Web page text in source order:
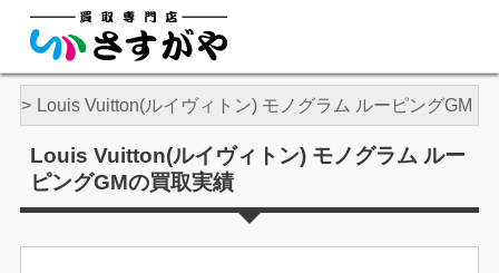
Louis Vuitton(ルイヴィトン) モノグラム ルーピングGM
Louis Vuitton(ルイヴィトン) モノグラム ルー
ピングGMの買取実績